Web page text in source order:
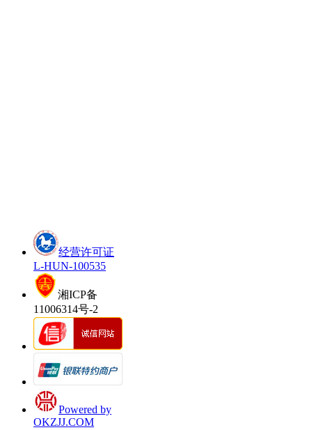
经营许可证
L-HUN-100535
湘ICP备
11006314号-2
Powered by
OKZJJ.COM